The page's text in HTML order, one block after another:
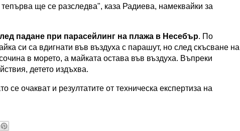
ще се разследва", каза Радиева, намеквайки за
падане при парасейлинг на плажа в Несебър. По
си са вдигнати във въздуха с парашут, но след скъсване на
в морето, а майката остава във въздуха. Въпреки
детето издъхва.
се очакват и резултатите от техническа експертиза на